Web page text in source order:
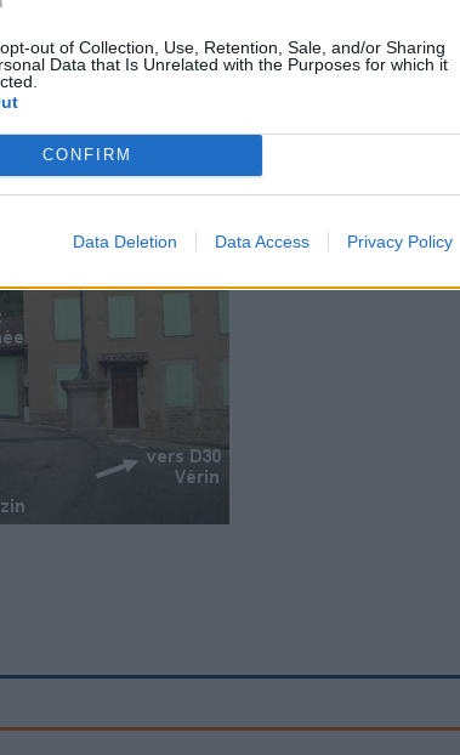
out of Collection, Use, Retention, Sale, and/or Sharing
Data that Is Unrelated with the Purposes for which it
CONFIRM
Data Deletion Data Access Privacy Policy